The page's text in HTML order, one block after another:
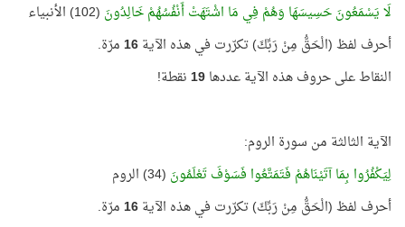
لَا يَسْمَعُونَ حَسِيسَهَا وَهُمْ فِي مَا اشْتَهَتْ أَنْفُسُهُمْ خَالِدُونَ (102) الأنبياء
أحرف لفظ (الْحَقُّ مِنْ رَبِّكَ) تكرّرت في هذه الآية16مرّة.
النقاط على حروف هذه الآية عددها19نقطة!
الآية الثالثة من سورة الروم:
لِيَكْفُرُوا بِمَا آتَيْنَاهُمْ فَتَمَتَّعُوا فَسَوْفَ تَعْلَمُونَ (34) الروم
أحرف لفظ (الْحَقُّ مِنْ رَبِّكَ) تكرّرت في هذه الآية16مرّة.